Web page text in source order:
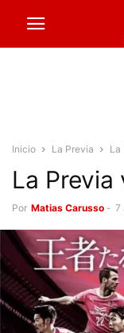
Inicio La Previa La
La Previa
Por Matias Carusso - 7